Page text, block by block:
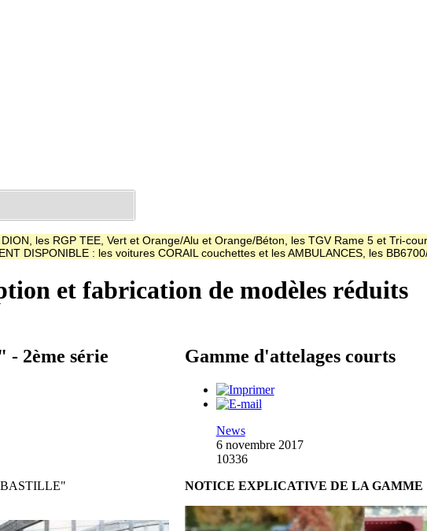
les RGP TEE, Vert et Orange/Alu et Orange/Béton, les TGV Rame 5 et Tri-
DISPONIBLE : les voitures CORAIL couchettes et les AMBULANCES, les
et fabrication de modèles réduits
2ème série Gamme d'attelages courts
News
6 novembre 2017
10336
NOTICE EXPLICATIVE DE LA GAMME